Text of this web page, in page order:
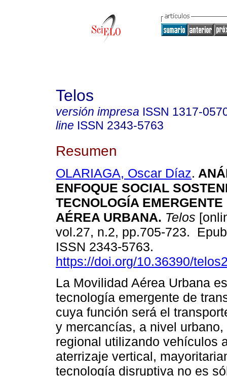
Telos
versión impresa ISSN 1317-
line ISSN 2343-5763
Resumen
OLARIAGA, Oscar Díaz.
ENFOQUE SOCIAL
TECNOLOGÍA
AÉREA URBANA. Telos
vol.27, n.2, pp.705-723.
ISSN 2343-5763.
https://doi.org/10.36390/
La Movilidad Aérea Urbana
tecnología emergente de
cuya función será el
y mercancías, a nivel
regional utilizando vehículos
aterrizaje vertical,
tecnología disruptiva no es